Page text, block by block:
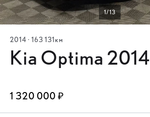
1/13
2014 · 163 131км
Kia Optima 2014
1 320 000 ₽